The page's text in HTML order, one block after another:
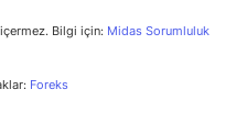
Bilgi için: Midas Sorumluluk
Foreks